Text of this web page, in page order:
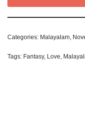
Categories: Malayalam
Tags: Fantasy, Love